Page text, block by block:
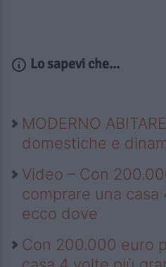
Lo sapevi che...
MODERNO
domestiche e
Video – Con
comprare una
ecco dove
Con 200.000 euro